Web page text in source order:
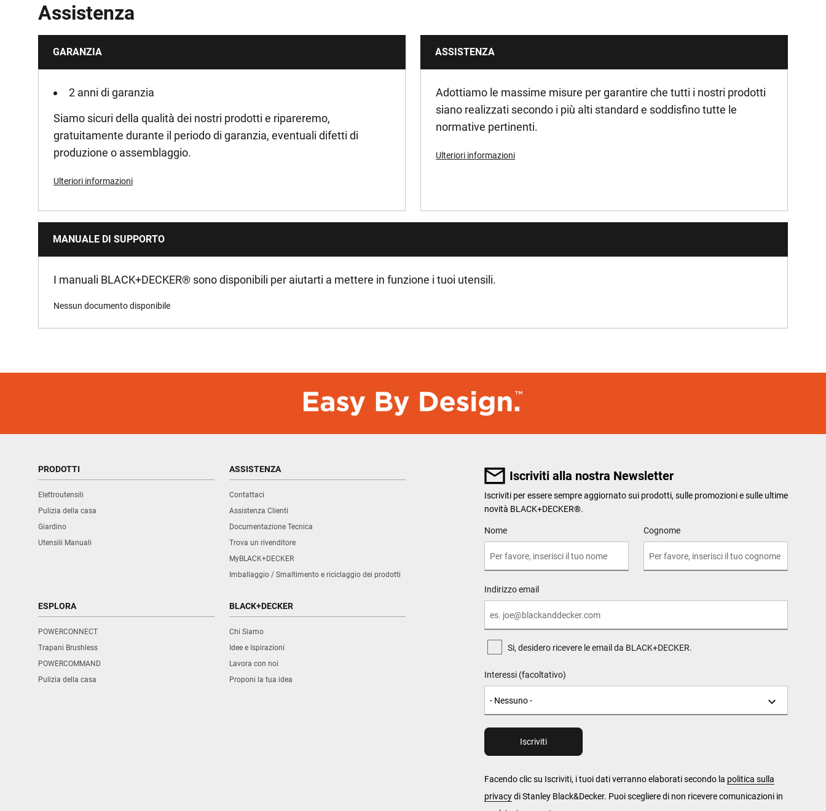
Assistenza
GARANZIA
2 anni di garanzia
Siamo sicuri della qualità dei nostri prodotti e ripareremo,
gratuitamente durante il periodo di garanzia, eventuali difetti di
produzione o assemblaggio.
Ulteriori informazioni
ASSISTENZA
Adottiamo le massime misure per garantire che tutti i nostri prodotti
siano realizzati secondo i più alti standard e soddisfino tutte le
normative pertinenti.
Ulteriori informazioni
MANUALE DI SUPPORTO
I manuali BLACK+DECKER® sono disponibili per aiutarti a mettere in funzione i tuoi utensili.
Nessun documento disponibile
PRODOTTI
Elettroutensili
Pulizia della casa
Giardino
Utensili Manuali
ASSISTENZA
Contattaci
Assistenza Clienti
Documentazione Tecnica
Trova un rivenditore
MyBLACK+DECKER
Imballaggio / Smaltimento e riciclaggio dei prodotti
ESPLORA
POWERCONNECT
Trapani Brushless
POWERCOMMAND
Pulizia della casa
BLACK+DECKER
Chi Siamo
Idee e Ispirazioni
Lavora con noi
Proponi la tua idea
Iscriviti alla nostra Newsletter
Iscriviti per essere sempre aggiornato sui prodotti, sulle promozioni e sulle ultime
novità BLACK+DECKER®.
User Details
Nome Cognome
Indirizzo email
Si, desidero ricevere le email da BLACK+DECKER.
Interessi (facoltativo)
Facendo clic su Iscriviti, i tuoi dati verranno elaborati secondo la politica sulla
privacydi Stanley Black&Decker. Puoi scegliere di non ricevere comunicazioni in